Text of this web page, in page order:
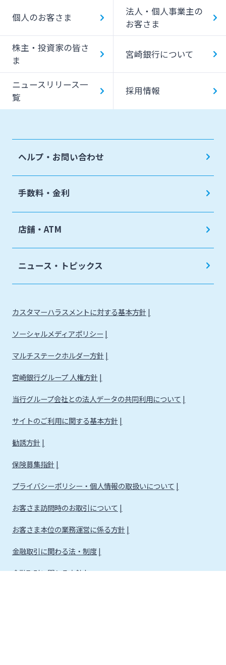
みやぎん「でんさいサービス」
変更届出書作成サービス
代金回収サービス
ペイジー口座振替受付サービス
キャッシュレス決済サービス
インターネット口座振替受付サービス
てきぱきパソコンサービス
みやぎん電子交付サービス
みやぎん Big Advance
ビジネスマッチング
SDGs宣言企業紹介
地域密着型支援
海外進出支援
みやぎんビジネスローンプラザ
個人のお客さま
法人・個人事業主の
お客さま
株主・投資家の皆さ
ま
宮崎銀行について
ニュースリリース一
覧
採用情報
ヘルプ・お問い合わせ
手数料・金利
店舗・ATM
ニュース・トピックス
カスタマーハラスメントに対する基本方針
ソーシャルメディアポリシー
マルチステークホルダー方針
宮崎銀行グループ 人権方針
当行グループ会社との法人データの共同利用について
サイトのご利用に関する基本方針
勧誘方針
保険募集指針
プライバシーポリシー・個人情報の取扱いについて
お客さま訪問時のお取引について
お客さま本位の業務運営に係る方針
金融取引に関わる法・制度
金融取引に関わる方針